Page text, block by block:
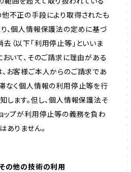
不正の手段により取得されたも
、個人情報保護法の定めに基づ
（以下「利用停止等」といいま
おいて、そのご請求に理由がある
お客様ご本人からのご請求であ
なく個人情報の利用停止等を行
します。但し、個人情報保護法そ
ップが利用停止等の義務を負わ
ありません。
の他の技術の利用